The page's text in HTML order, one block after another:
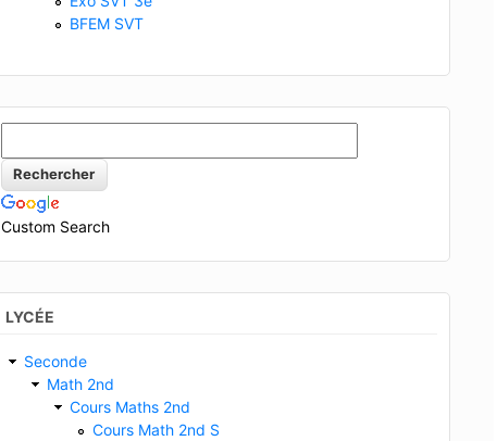
BFEM SVT
Custom Search
LYCÉE
Seconde
Math 2nd
Cours Maths 2nd
Cours Math 2nd S